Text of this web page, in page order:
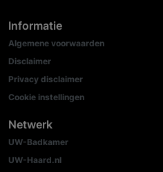
Informatie
Algemene voorwaarden
Disclaimer
Privacy disclaimer
Cookie instellingen
Netwerk
UW-Badkamer
UW-Haard.nl